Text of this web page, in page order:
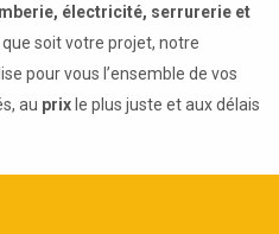
électricité, serrurerie et
que soit votre projet, notre
pour vous l’ensemble de vos
au prix le plus juste et aux délais